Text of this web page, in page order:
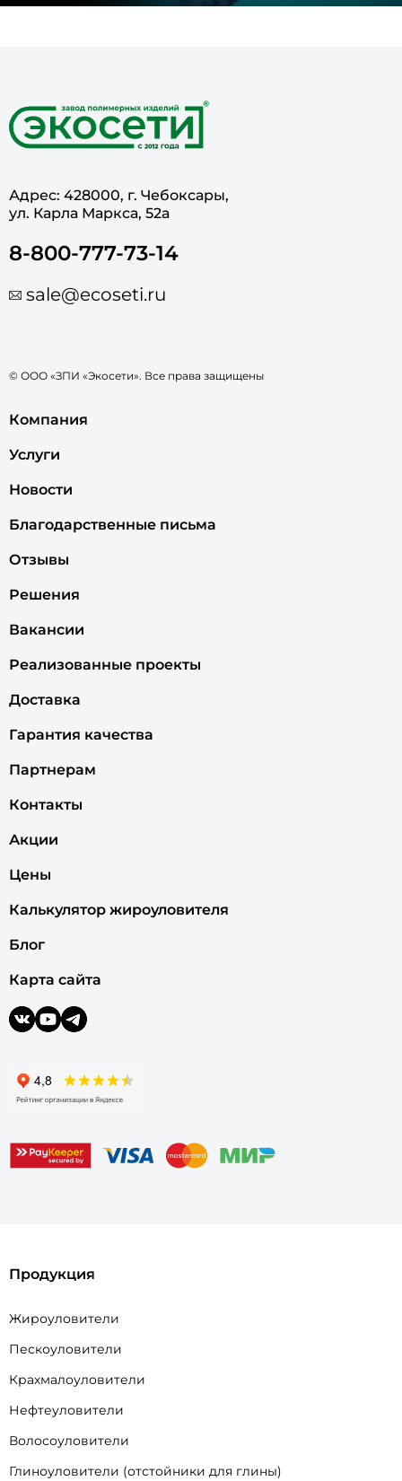
Адрес: 428000, г. Чебоксары,
ул. Карла Маркса, 52а
8-800-777-73-14
sale@ecoseti.ru
© ООО «ЗПИ «Экосети». Все права защищены
Компания
Услуги
Новости
Благодарственные письма
Отзывы
Решения
Вакансии
Реализованные проекты
Доставка
Гарантия качества
Партнерам
Контакты
Акции
Цены
Калькулятор жироуловителя
Блог
Карта сайта
Продукция
Жироуловители
Пескоуловители
Крахмалоуловители
Нефтеуловители
Волосоуловители
Глиноуловители (отстойники для глины)